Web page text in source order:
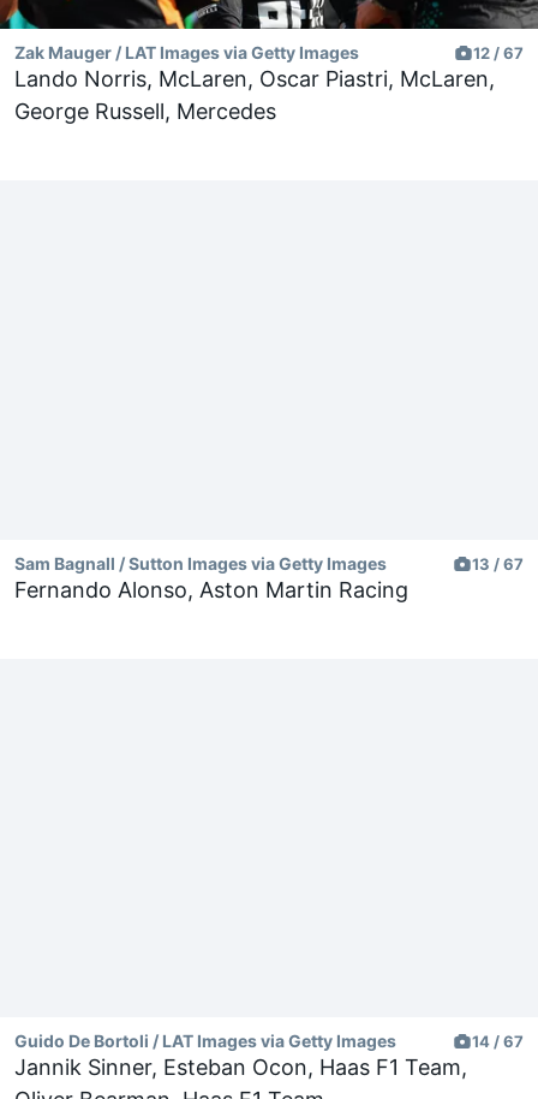
Zak Mauger / LAT Images via Getty Images 12 / 67
Lando Norris, McLaren, Oscar Piastri, McLaren,
George Russell, Mercedes
Sam Bagnall / Sutton Images via Getty Images 13 / 67
Fernando Alonso, Aston Martin Racing
Guido De Bortoli / LAT Images via Getty Images 14 / 67
Jannik Sinner, Esteban Ocon, Haas F1 Team,